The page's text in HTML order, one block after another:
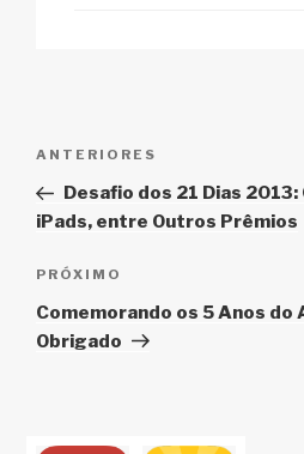
Post
Post
anterior
ANTERIORES
Desafio dos 21 Dias 2013:
iPads, entre Outros Prêmios
Próximo
post
PRÓXIMO
Comemorando os 5 Anos do
Obrigado